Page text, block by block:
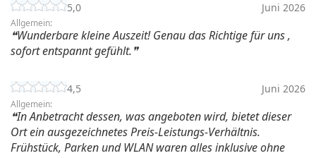
5,0 Juni 2026
Allgemein:
Wunderbare kleine Auszeit! Genau das Richtige für uns ,
sofort entspannt gefühlt.
4,5 Juni 2026
Allgemein:
In Anbetracht dessen, was angeboten wird, bietet dieser
Ort ein ausgezeichnetes Preis-Leistungs-Verhältnis.
Frühstück, Parken und WLAN waren alles inklusive ohne